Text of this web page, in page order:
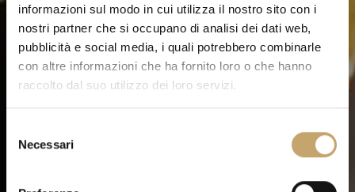
informazioni sul modo in cui utilizza il nostro sito con i
nostri partner che si occupano di analisi dei dati web,
pubblicità e social media, i quali potrebbero combinarle
con altre informazioni che ha fornito loro o che hanno
raccolto dal suo utilizzo dei loro servizi.
Necessari